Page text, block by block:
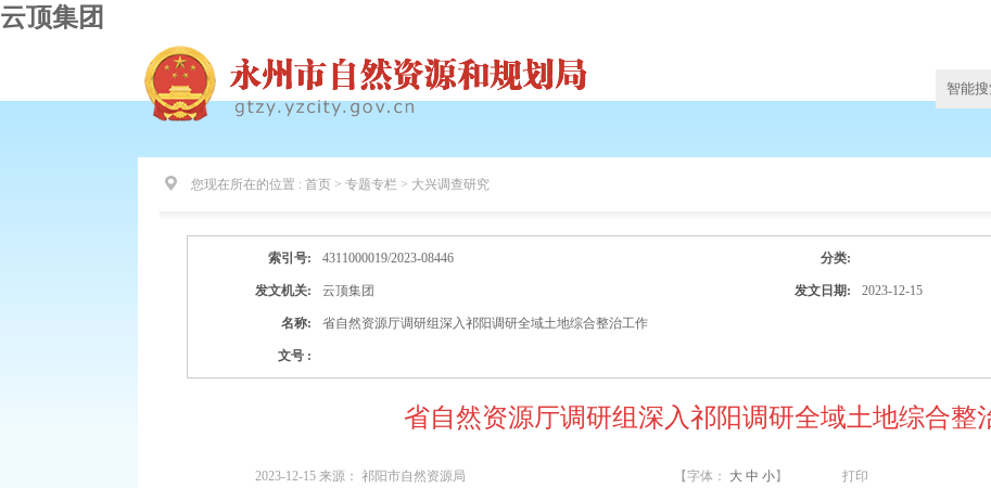
云顶集团
您现在所在的位置 : 首页 > 专题专栏 > 大兴调查研究
索引号: 4311000019/2023-08446 分类:
发文机关: 云顶集团 发文日期: 2023-12-15
名称: 省自然资源厅调研组深入祁阳调研全域土地综合整治工作
文号 :
省自然资源厅调研组深入祁阳调研全域土地综合整
2023-12-15 来源： 祁阳市自然资源局 【字体： 大 中 小】 打印